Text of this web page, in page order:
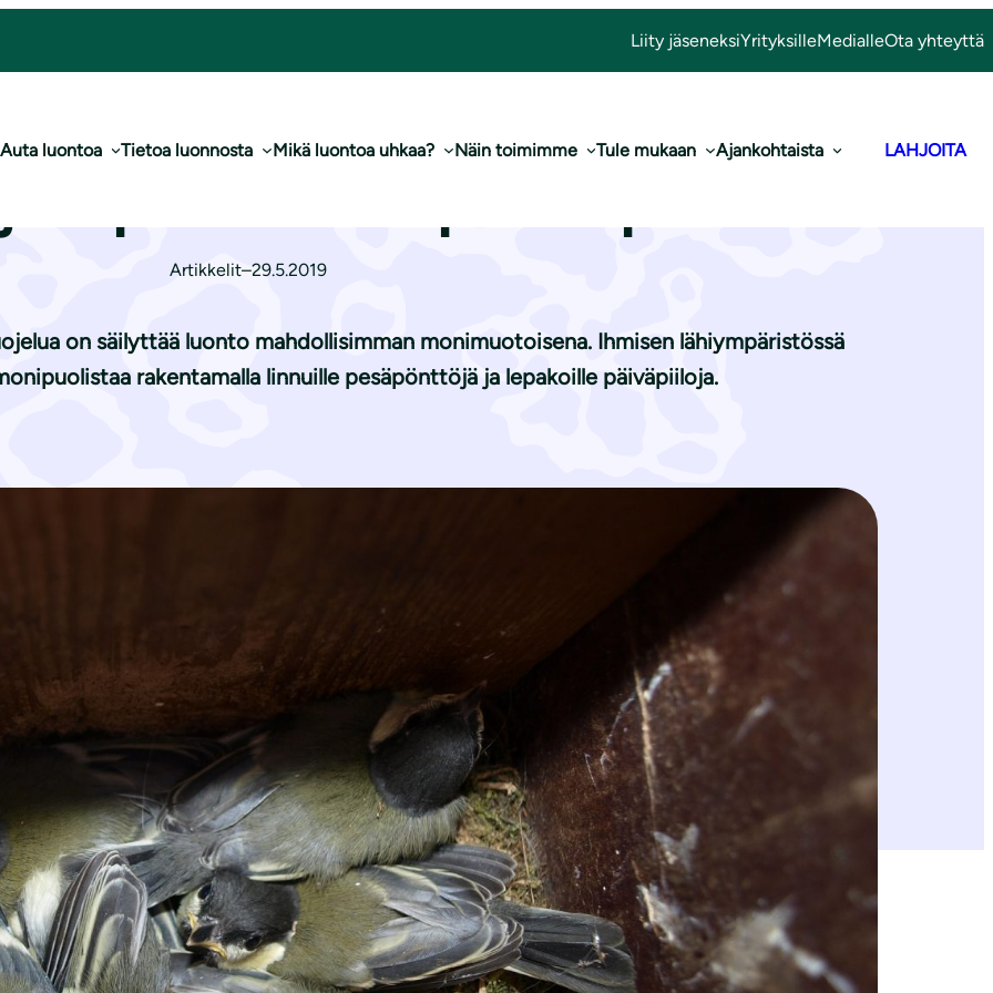
Liity jäseneksiYrityksilleMedialleOta yhteyttä
Auta luontoa Tietoa luonnosta Mikä luontoa uhkaa? Näin toimimme Tule mukaan Ajankohtaista LAHJOITA
– ripusta pönttö!
Artikkelit–29.5.2019
on säilyttää luonto mahdollisimman monimuotoisena. Ihmisen lähiympäristössä
rakentamalla linnuille pesäpönttöjä ja lepakoille päiväpiiloja.
pesäpulaan